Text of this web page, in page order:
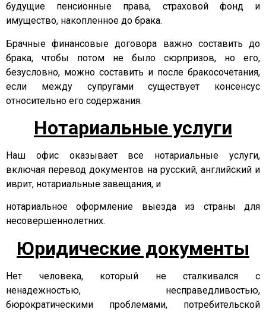
будущие пенсионные права, страховой фонд и
имущество, накопленное до брака.
Брачные финансовые договора важно составить до
брака, чтобы потом не было сюрпризов, но его,
безусловно, можно составить и после бракосочетания,
если между супругами существует консенсус
относительно его содержания.
Нотариальные услуги
Наш офис оказывает все нотариальные услуги,
включая перевод документов на русский, английский и
иврит, нотариальные завещания, и
нотариальное оформление выезда из страны для
несовершеннолетних.
Юридические документы
Нет человека, который не сталкивался с
ненадежностью, несправедливостью,
бюрократическими проблемами, потребительской